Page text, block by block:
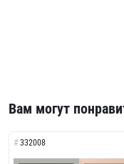
Вам могут
332008